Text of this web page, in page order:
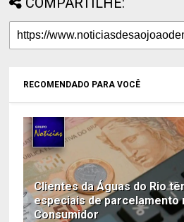
RECOMENDADO PARA VOCÊ
Clientes da Águas do Rio
especiais de parcelamento
Consumidor